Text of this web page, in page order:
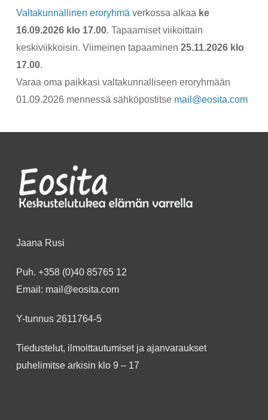
Valtakunnallinen eroryhmä verkossa alkaa ke
16.09.2026 klo 17.00. Tapaamiset viikoittain
keskiviikkoisin. Viimeinen tapaaminen 25.11.2026 klo
17.00.
Varaa oma paikkasi valtakunnalliseen eroryhmään
01.09.2026 mennessä sähköpostitse mail@eosita.com
Jaana Rusi
Puh. +358 (0)40 85765 12
Email: mail@eosita.com
Y-tunnus 2611764-5
Tiedustelut, ilmoittautumiset ja ajanvaraukset
puhelimitse arkisin klo 9 – 17